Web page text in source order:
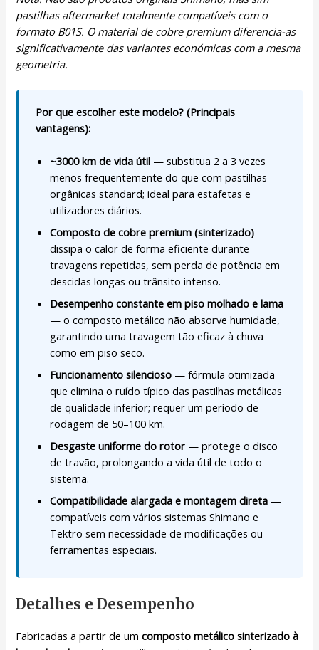
pastilhas aftermarket totalmente compatíveis com o
formato B01S. O material de cobre premium diferencia-as
significativamente das variantes económicas com a mesma
geometria.
Por que escolher este modelo? (Principais
vantagens):
~3000 km de vida útil — substitua 2 a 3 vezes
menos frequentemente do que com pastilhas
orgânicas standard; ideal para estafetas e
utilizadores diários.
Composto de cobre premium (sinterizado) —
dissipa o calor de forma eficiente durante
travagens repetidas, sem perda de potência em
descidas longas ou trânsito intenso.
Desempenho constante em piso molhado e lama
— o composto metálico não absorve humidade,
garantindo uma travagem tão eficaz à chuva
como em piso seco.
Funcionamento silencioso — fórmula otimizada
que elimina o ruído típico das pastilhas metálicas
de qualidade inferior; requer um período de
rodagem de 50–100 km.
Desgaste uniforme do rotor — protege o disco
de travão, prolongando a vida útil de todo o
sistema.
Compatibilidade alargada e montagem direta —
compatíveis com vários sistemas Shimano e
Tektro sem necessidade de modificações ou
ferramentas especiais.
Detalhes e Desempenho
Fabricadas a partir de umcomposto metálico sinterizado à